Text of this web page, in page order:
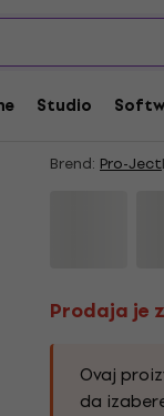
Studio
Prodaja je
Pro-Ject
Brend: Pro-Ject
Prodaja je
Ovaj
da